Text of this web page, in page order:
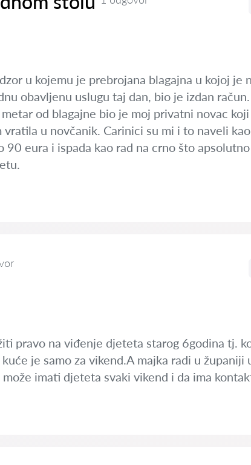
u kojemu je prebrojana blagajna u kojoj je
obavljenu uslugu taj dan, bio je izdan račun.
od blagajne bio je moj privatni novac
u novčanik. Carinici su mi i to naveli
eura i ispada kao rad na crno što
pravo na viđenje djeteta starog 6godina tj.
je samo za vikend.A majka radi u županiji
imati djeteta svaki vikend i da ima